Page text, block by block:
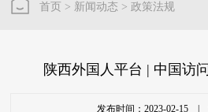
首页 > 新闻动态 >政策法规
陕西外国人平台 | 中国访
发布时间：2023-02-15 |